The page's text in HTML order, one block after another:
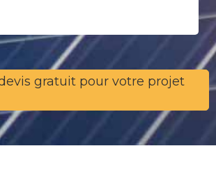
gratuit pour votre projet